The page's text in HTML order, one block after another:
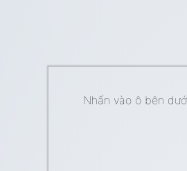
Nhấn vào ô bên